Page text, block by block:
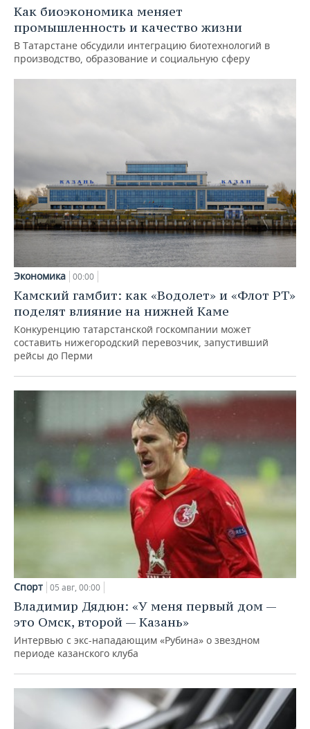
Как биоэкономика меняет
промышленность и качество жизни
В Татарстане обсудили интеграцию биотехнологий в
производство, образование и социальную сферу
Экономика 00:00
Камский гамбит: как «Водолет» и «Флот РТ»
поделят влияние на нижней Каме
Конкуренцию татарстанской госкомпании может
составить нижегородский перевозчик, запустивший
рейсы до Перми
Спорт 05 авг, 00:00
Владимир Дядюн: «У меня первый дом —
это Омск, второй — Казань»
Интервью с экс-нападающим «Рубина» о звездном
периоде казанского клуба